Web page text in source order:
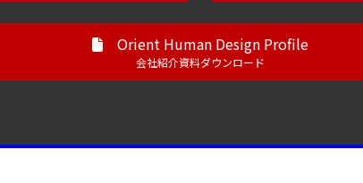
Orient Human Design Profile
会社紹介資料ダウンロード